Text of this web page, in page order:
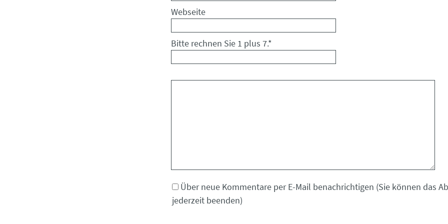
Webseite
Bitte rechnen Sie 1 plus 7.*
Über neue Kommentare per E-Mail benachrichtigen (Sie können das
jederzeit beenden)